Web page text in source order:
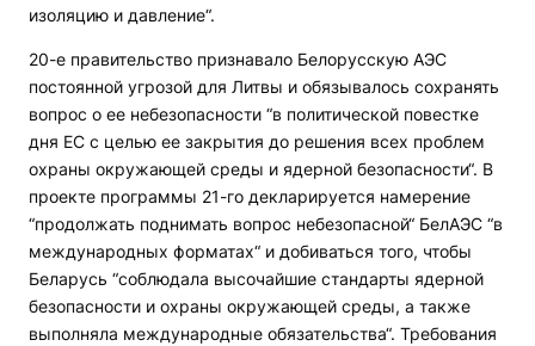
изоляцию и давление“.
20-е правительство признавало Белорусскую АЭС
постоянной угрозой для Литвы и обязывалось сохранять
вопрос о ее небезопасности “в политической повестке
дня ЕС с целью ее закрытия до решения всех проблем
охраны окружающей среды и ядерной безопасности“. В
проекте программы 21-го декларируется намерение
“продолжать поднимать вопрос небезопасной“ БелАЭС “в
международных форматах“ и добиваться того, чтобы
Беларусь “соблюдала высочайшие стандарты ядерной
безопасности и охраны окружающей среды, а также
выполняла международные обязательства“. Требования